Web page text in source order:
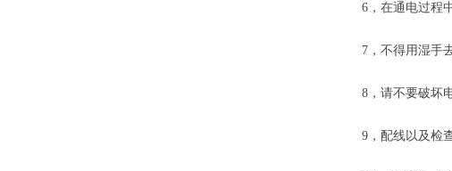
6，在通电过程中
7，不得用湿手去
8，请不要破坏电
9，配线以及检查